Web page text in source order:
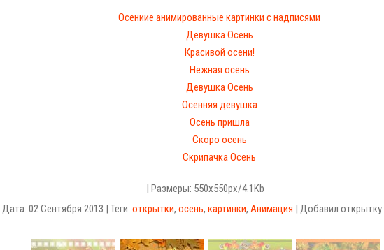
Осениие анимированные картинки с надписями
Девушка Осень
Красивой осени!
Нежная осень
Девушка Осень
Осенняя девушка
Осень пришла
Скоро осень
Cкрипачка Осень
| Размеры: 550x550px/4.1Kb
Дата: 02 Сентября 2013 | Теги: открытки, осень, картинки, Анимация | Добавил открытку: